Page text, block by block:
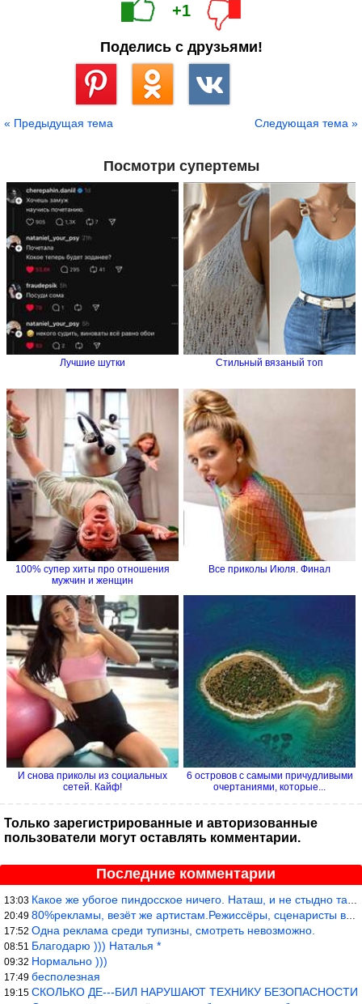
+1
Поделись с друзьями!
« Предыдущая тема Следующая тема »
Посмотри супертемы
Лучшие шутки Стильный вязаный топ
100% супер хиты про отношения
мужчин и женщин
Все приколы Июля. Финал
И снова приколы из социальных
сетей. Кайф!
6 островов с самыми причудливыми
очертаниями, которые...
Только зарегистрированные и авторизованные
пользователи могут оставлять комментарии.
Последние комментарии
13:03 Какое же убогое пиндосское ничего. Наташ, и не стыдно такую фигн
20:49 80%рекламы, везёт же артистам.Режиссёры, сценаристы вы где или к
17:52 Одна реклама среди тупизны, смотреть невозможно.
08:51 Благодарю ))) Наталья *
09:32 Нормально )))
17:49 бесполезная
19:15 СКОЛЬКО ДЕ---БИЛ НАРУШАЮТ ТЕХНИКУ БЕЗОПАСНОСТИ